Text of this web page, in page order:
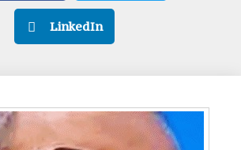
LinkedIn